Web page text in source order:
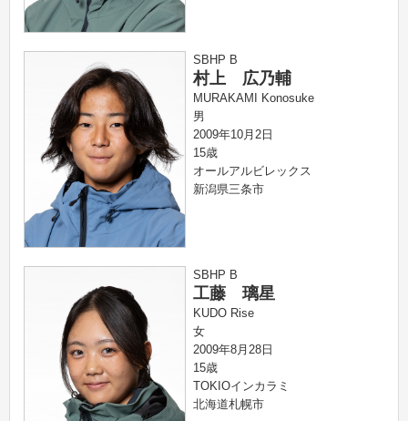
SBHP B
村上 広乃輔
MURAKAMI Konosuke
男
2009年10月2日
15歳
オールアルビレックス
新潟県三条市
SBHP B
工藤 璃星
KUDO Rise
女
2009年8月28日
15歳
TOKIOインカラミ
北海道札幌市